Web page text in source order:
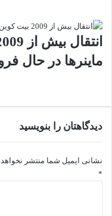
ماینرها در حال
دیدگاهتان را بنویسید
نشانی ایمیل شما منتشر
*